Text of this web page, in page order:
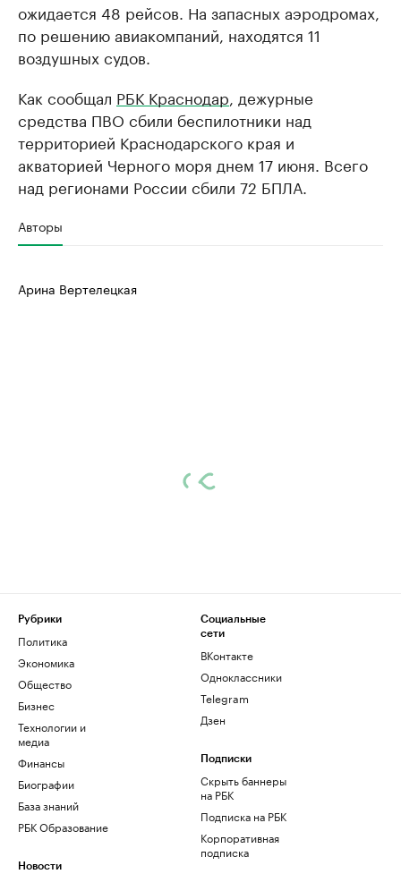
ожидается 48 рейсов. На запасных аэродромах,
по решению авиакомпаний, находятся 11
воздушных судов.
Как сообщал РБК Краснодар , дежурные
средства ПВО сбили беспилотники над
территорией Краснодарского края и
акваторией Черного моря днем 17 июня. Всего
над регионами России сбили 72 БПЛА.
Авторы
Арина Вертелецкая
Рубрики
Политика
Экономика
Общество
Бизнес
Технологии и
медиа
Финансы
Биографии
База знаний
РБК Образование
Новости
Социальные
сети
ВКонтакте
Одноклассники
Telegram
Дзен
Подписки
Скрыть баннеры
на РБК
Подписка на РБК
Корпоративная
подписка